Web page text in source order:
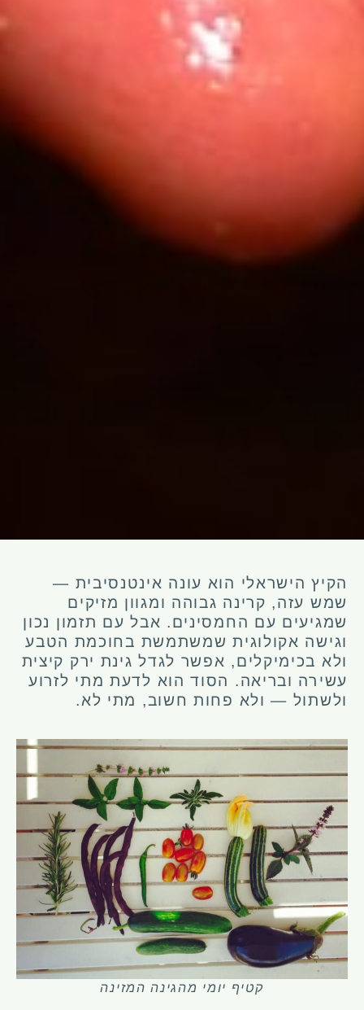
הקיץ הישראלי הוא עונה אינטנסיבית —
שמש עזה, קרינה גבוהה ומגוון מזיקים
שמגיעים עם החמסינים. אבל עם תזמון נכון
וגישה אקולוגית שמשתמשת בחוכמת הטבע
ולא בכימיקלים, אפשר לגדל גינת ירק קיצית
עשירה ובריאה. הסוד הוא לדעת מתי לזרוע
ולשתול — ולא פחות חשוב, מתי לא.
קטיף יומי מהגינה המזינה